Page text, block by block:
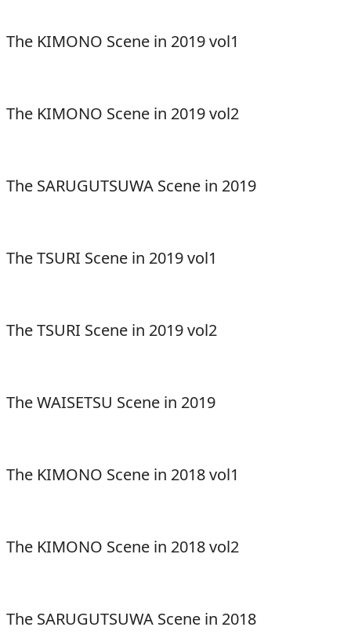
The KIMONO Scene in 2019 vol1
The KIMONO Scene in 2019 vol2
The SARUGUTSUWA Scene in 2019
The TSURI Scene in 2019 vol1
The TSURI Scene in 2019 vol2
The WAISETSU Scene in 2019
The KIMONO Scene in 2018 vol1
The KIMONO Scene in 2018 vol2
The SARUGUTSUWA Scene in 2018